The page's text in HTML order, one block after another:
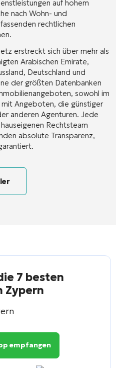
auf hohem
nach Wohn- und
rechtlichen
erstreckt sich über mehr als
Arabischen Emirate,
Deutschland und
der größten Datenbanken
sowohl im
Angeboten, die günstiger
anderen Agenturen. Jede
Rechtsteam
absolute Transparenz,
7 besten
Zypern
empfangen